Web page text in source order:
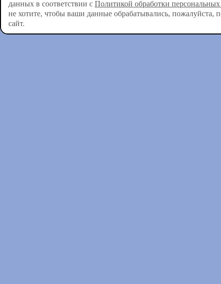
данных в соответствии с Политикой обработки
не хотите, чтобы ваши данные обрабатывались, пожалуйста,
сайт.